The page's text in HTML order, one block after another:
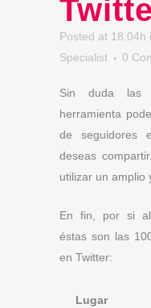
Posted at 18:04h
Specialist
0
Sin duda las
herramienta
de seguidores
deseas
utilizar un amplio
En fin, por si
éstas son las
en Twitter:
Lugar